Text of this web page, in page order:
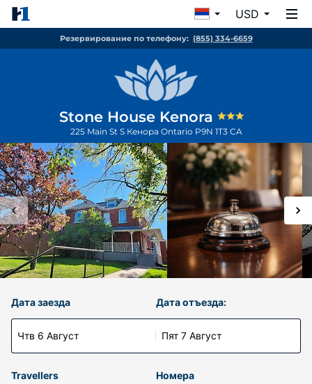
USD
Резервирование по телефону: (855) 334-6659
Stone House Kenora
225 Main St S Кенора Ontario P9N 1T3 CA
Дата заезда
Чтв 6 Август
Дата отъезда:
Пят 7 Август
Travellers Номера